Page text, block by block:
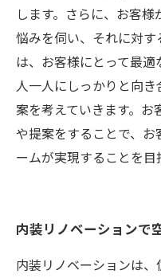
します。さらに、お客
悩みを伺い、それに対
は、お客様にとって最
人一人にしっかりと向
案を考えていきます。お
や提案をすることで、
ームが実現することを目
内装リノベーションで
内装リノベーションは